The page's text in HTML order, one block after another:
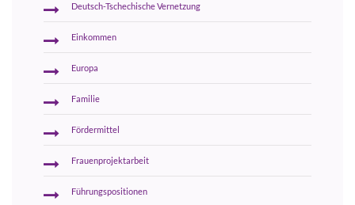
Deutsch-Tschechische Vernetzung
Einkommen
Europa
Familie
Fördermittel
Frauenprojektarbeit
Führungspositionen